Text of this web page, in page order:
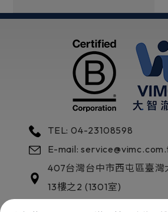
TEL: 04-23108598
E-mail:
407台灣台中市西屯區臺灣
13樓之2 (1301室)